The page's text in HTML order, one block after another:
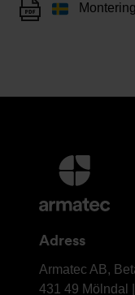
Ytterligare
information
och
Adress
Armatec
AB
Armatec AB,
431 49 Mölndal |